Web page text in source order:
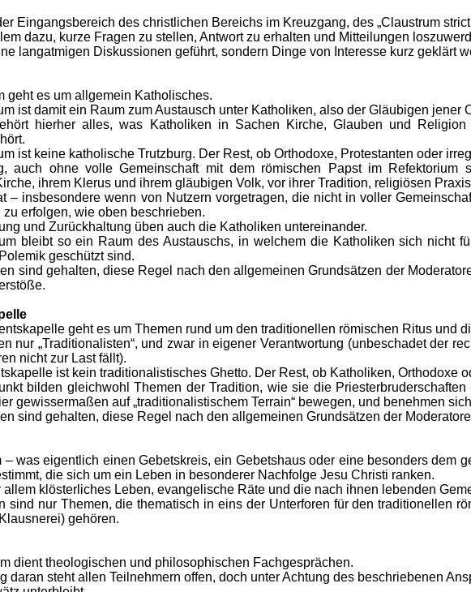
Eingangsbereich des christlichen Bereichs im Kreuzgang, des „Claustrum
dazu, kurze Fragen zu stellen, Antwort zu erhalten und Mitteilungen
langatmigen Diskussionen geführt, sondern Dinge von Interesse kurz geklärt
geht es um allgemein Katholisches.
ist damit ein Raum zum Austausch unter Katholiken, also der Gläubigen
hierher alles, was Katholiken in Sachen Kirche, Glauben und
ist keine katholische Trutzburg. Der Rest, ob Orthodoxe, Protestanten oder
auch ohne volle Gemeinschaft mit dem römischen Papst im
ihrem Klerus und ihrem gläubigen Volk, vor ihrer Tradition, religiösen
– insbesondere wenn von Nutzern vorgetragen, die nicht in voller
erfolgen, wie oben beschrieben.
und Zurückhaltung üben auch die Katholiken untereinander.
bleibt so ein Raum des Austauschs, in welchem die Katholiken sich nicht
geschützt sind.
sind gehalten, diese Regel nach den allgemeinen Grundsätzen der
geht es um Themen rund um den traditionellen römischen Ritus und
nur „Traditionalisten“, und zwar in eigener Verantwortung (unbeschadet der
nicht zur Last fällt).
ist kein traditionalistisches Ghetto. Der Rest, ob Katholiken, Orthodoxe
bilden gleichwohl Themen der Tradition, wie sie die
gewissermaßen auf „traditionalistischem Terrain“ bewegen, und benehmen
sind gehalten, diese Regel nach den allgemeinen Grundsätzen der
– was eigentlich einen Gebetskreis, ein Gebetshaus oder eine besonders dem
die sich um ein Leben in besonderer Nachfolge Jesu Christi ranken.
allem klösterliches Leben, evangelische Räte und die nach ihnen lebenden
sind nur Themen, die thematisch in eins der Unterforen für den traditionellen
gehören.
dient theologischen und philosophischen Fachgesprächen.
daran steht allen Teilnehmern offen, doch unter Achtung des beschriebenen